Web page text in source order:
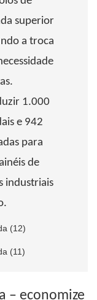
superior
a troca
1.000
e 942
para
de
industriais
– economize